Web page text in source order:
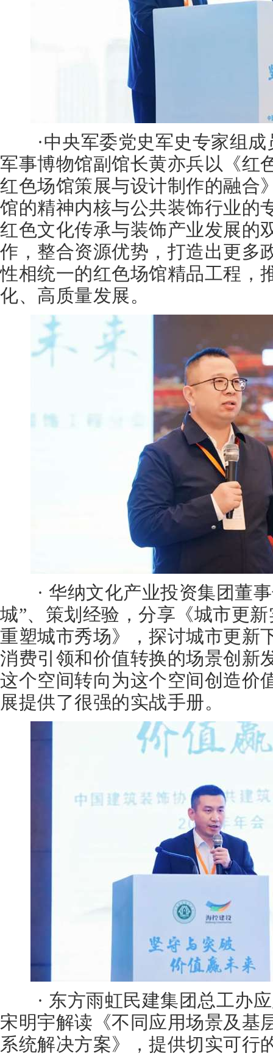
·中央军委党史军史专家组成
军事博物馆副馆长黄亦兵以《
红色场馆策展与设计制作的融合
馆的精神内核与公共装饰行业的
红色文化传承与装饰产业发展的
作，整合资源优势，打造出更多
性相统一的红色场馆精品工程，
化、高质量发展。
· 华纳文化产业投资集团董事
城”、策划经验，分享《城市更
重塑城市秀场》，探讨城市更新
消费引领和价值转换的场景创新
这个空间转向为这个空间创造价
展提供了很强的实战手册。
· 东方雨虹民建集团总工办应
宋明宇解读《不同应用场景及基
系统解决方案》，提供切实可行